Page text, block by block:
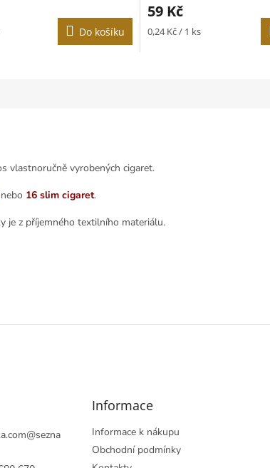
Do košíku
produktu
je
3,0
59 Kč
Měrná
0,24 Kč / 1 ks
vlastnoručně vyrobených cigaret.
nebo 16 slim cigaret.
je z příjemného textilního materiálu.
@sezna
Informace
Informace k nákupu
Obchodní podmínky